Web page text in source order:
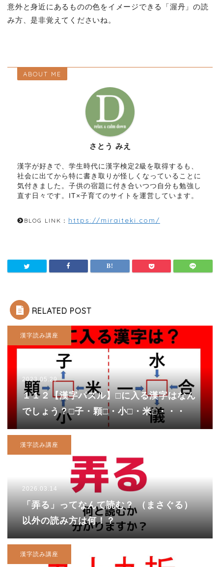
意外と身近にあるものの色をイメージできる「渥丹」の読
み方、是非覚えてくださいね。
ABOUT ME
さとう みえ
漢字が好きで、学生時代に漢字検定2級を取得するも、
社会に出てから特に書き取りが怪しくなっていることに
気付きました。子供の宿題に付き合いつつ自分も勉強し
直す日々です。IT×子育てのサイトを運営しています。
BLOG LINK： https://miraiteki.com/
RELATED POST
漢字読み講座
2023.05.29
１１２【漢字パズル】□に入る漢字はなん
でしょう？□子・顆□・小□・米□・・・
漢字読み講座
2026.03.14
「弄る」ってなんて読む？ （まさぐる）
以外の読み方は何！？
漢字読み講座